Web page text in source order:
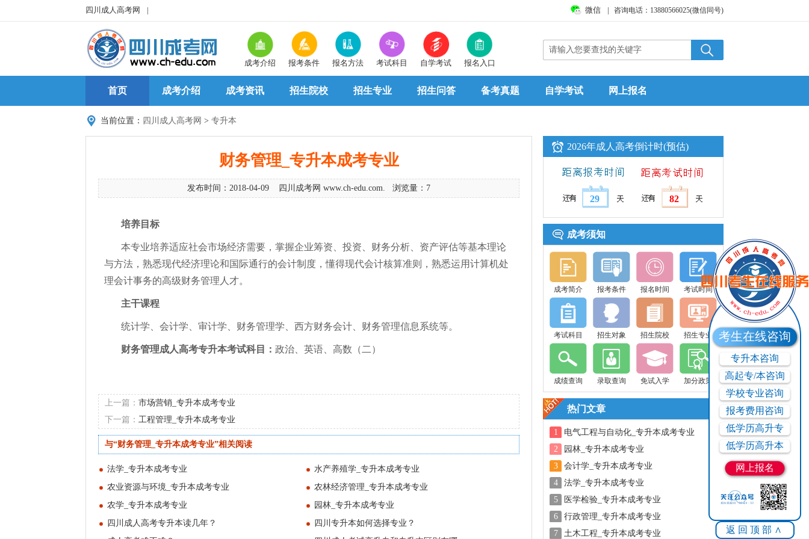
考生在线咨询
专升本咨询
高起专/本咨询
学校专业咨询
报考费用咨询
低学历高升专
低学历高升本
网上报名
返回顶部∧
四川成人高考网 | 微信 | 咨询电话：13880566025(微信同号)
成考介绍 报考条件 报名方法 考试科目 自学考试 报名入口
首页 成考介绍 成考资讯 招生院校 招生专业 招生问答 备考真题 自学考试 网上报名
当前位置： 四川成人高考网 > 专升本
财务管理_专升本成考专业
发布时间：2018-04-09 四川成考网 www.ch-edu.com. 浏览量：7
培养目标
本专业培养适应社会市场经济需要，掌握企业筹资、投资、财务分析、资产评估等基本理论
与方法，熟悉现代经济理论和国际通行的会计制度，懂得现代会计核算准则，熟悉运用计算机处
理会计事务的高级财务管理人才。
主干课程
统计学、会计学、审计学、财务管理学、西方财务会计、财务管理信息系统等。
财务管理成人高考专升本考试科目： 政治、英语、高数（二）
上一篇： 市场营销_专升本成考专业
下一篇： 工程管理_专升本成考专业
与“财务管理_专升本成考专业”相关阅读
法学_专升本成考专业
水产养殖学_专升本成考专业
农业资源与环境_专升本成考专业
农林经济管理_专升本成考专业
农学_专升本成考专业
园林_专升本成考专业
四川成人高考专升本读几年？
四川专升本如何选择专业？
2026年成人高考倒计时(预估)
29 82
成考须知
成考简介 报考条件 报名时间 考试时间
考试科目 招生对象 招生院校 招生专业
成绩查询 录取查询 免试入学 加分政策
热门文章
1
电气工程与自动化_专升本成考专业
2
园林_专升本成考专业
3
会计学_专升本成考专业
4
法学_专升本成考专业
5
医学检验_专升本成考专业
6
行政管理_专升本成考专业
7
土木工程_专升本成考专业